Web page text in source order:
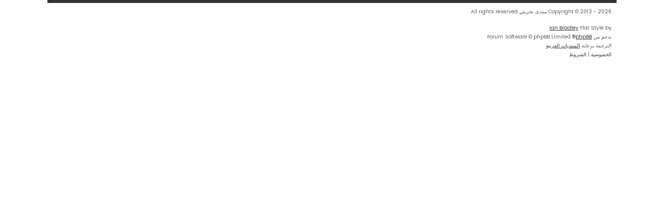
Copyright © 2013 - 2026 منتدى تجربتي All rights reserved.
Flat Style by
Ian Bradley
بدعم من phpBB
® Forum Software © phpBB Limited
الترجمة برعاية المنتديات العربية
الخصوصية | الشروط